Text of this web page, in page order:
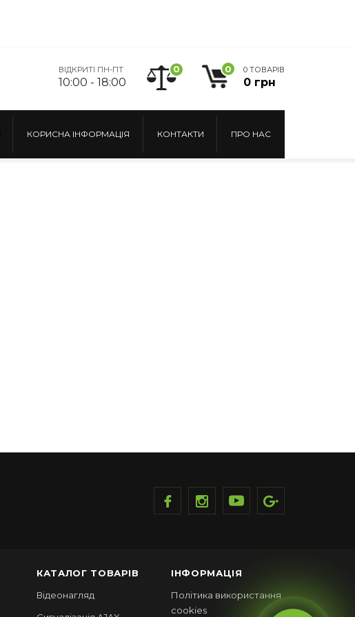
ВІДКРИТІ ПН-ПТ
10:00 - 18:00
0 0 0 ТОВАРІВ
0 грн
КОРИСНА ІНФОРМАЦІЯ КОНТАКТИ ПРО НАС
КАТАЛОГ ТОВАРІВ
Відеонагляд
ІНФОРМАЦІЯ
Політика використання
cookies